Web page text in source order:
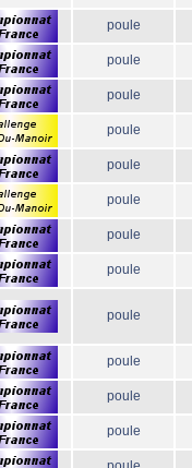
poule
poule
poule
poule
poule
poule
poule
poule
poule
poule
poule
poule